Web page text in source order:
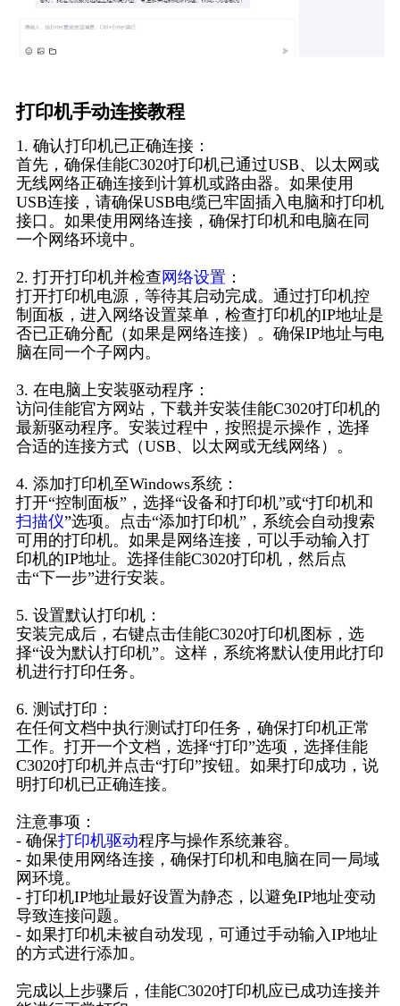
打印机手动连接教程
1. 确认打印机已正确连接：
首先，确保佳能C3020打印机已通过USB、以太网或
无线网络正确连接到计算机或路由器。如果使用
USB连接，请确保USB电缆已牢固插入电脑和打印机
接口。如果使用网络连接，确保打印机和电脑在同
一个网络环境中。
2. 打开打印机并检查 网络设置 ：
打开打印机电源，等待其启动完成。通过打印机控
制面板，进入网络设置菜单，检查打印机的IP地址是
否已正确分配（如果是网络连接）。确保IP地址与电
脑在同一个子网内。
3. 在电脑上安装驱动程序：
访问佳能官方网站，下载并安装佳能C3020打印机的
最新驱动程序。安装过程中，按照提示操作，选择
合适的连接方式（USB、以太网或无线网络）。
4. 添加打印机至Windows系统：
打开“控制面板”，选择“设备和打印机”或“打印机和
扫描仪”选项。点击“添加打印机”，系统会自动搜索
可用的打印机。如果是网络连接，可以手动输入打
印机的IP地址。选择佳能C3020打印机，然后点
击“下一步”进行安装。
5. 设置默认打印机：
安装完成后，右键点击佳能C3020打印机图标，选
择“设为默认打印机”。这样，系统将默认使用此打印
机进行打印任务。
6. 测试打印：
在任何文档中执行测试打印任务，确保打印机正常
工作。打开一个文档，选择“打印”选项，选择佳能
C3020打印机并点击“打印”按钮。如果打印成功，说
明打印机已正确连接。
注意事项：
- 确保打印机驱动程序与操作系统兼容。
- 如果使用网络连接，确保打印机和电脑在同一局域
网环境。
- 打印机IP地址最好设置为静态，以避免IP地址变动
导致连接问题。
- 如果打印机未被自动发现，可通过手动输入IP地址
的方式进行添加。
完成以上步骤后，佳能C3020打印机应已成功连接并